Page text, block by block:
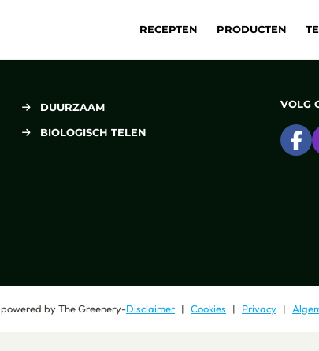
RECEPTEN PRODUCTEN
DUURZAAM
BIOLOGISCH TELEN
VOLG
powered byThe Greenery-Disclaimer Cookies Privacy